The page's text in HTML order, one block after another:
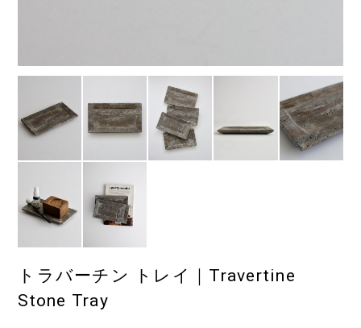
トラバーチン トレイ｜Travertine
Stone Tray